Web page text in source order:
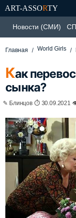
ART-ASSORTY
Новости (СМИ)
Главная World Girls
Как
сынка?
✎ Блинцов ⏱ 30.09.2021